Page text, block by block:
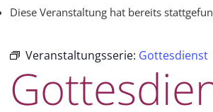
Diese Veranstaltung hat bereits
Veranstaltungsserie: Gottesdienst